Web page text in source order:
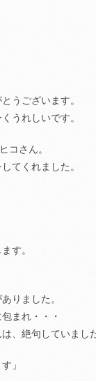
うございます。
うれしいです。
コさん。
てくれました。
す。
りました。
まれ・・・
、絶句していました
」